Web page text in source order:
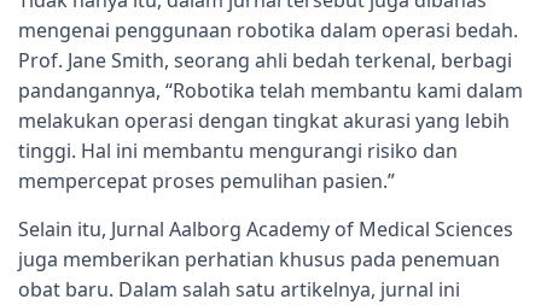
mengenai penggunaan robotika dalam operasi bedah.
Prof. Jane Smith, seorang ahli bedah terkenal, berbagi
pandangannya, “Robotika telah membantu kami dalam
melakukan operasi dengan tingkat akurasi yang lebih
tinggi. Hal ini membantu mengurangi risiko dan
mempercepat proses pemulihan pasien.”
Selain itu, Jurnal Aalborg Academy of Medical Sciences
juga memberikan perhatian khusus pada penemuan
obat baru. Dalam salah satu artikelnya, jurnal ini